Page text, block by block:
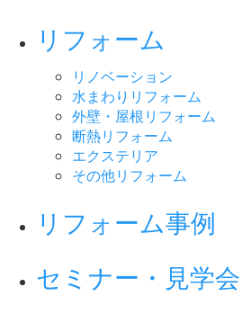
リフォーム
リノベーション
水まわりリフォーム
外壁・屋根リフォーム
断熱リフォーム
エクステリア
その他リフォーム
リフォーム事例
セミナー・見学会